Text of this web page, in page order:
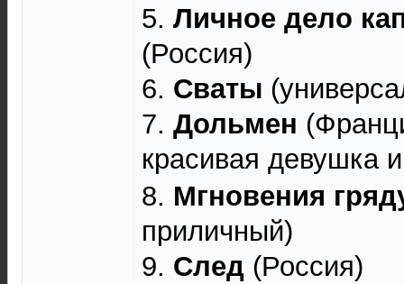
5. Личное дело
(Россия)
6. Сваты
7. Дольмен
красивая девушка
8. Мгновения
приличный)
9. След (Россия)